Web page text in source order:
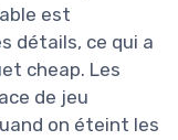
est
détails, ce qui a
cheap. Les
de jeu
on éteint les